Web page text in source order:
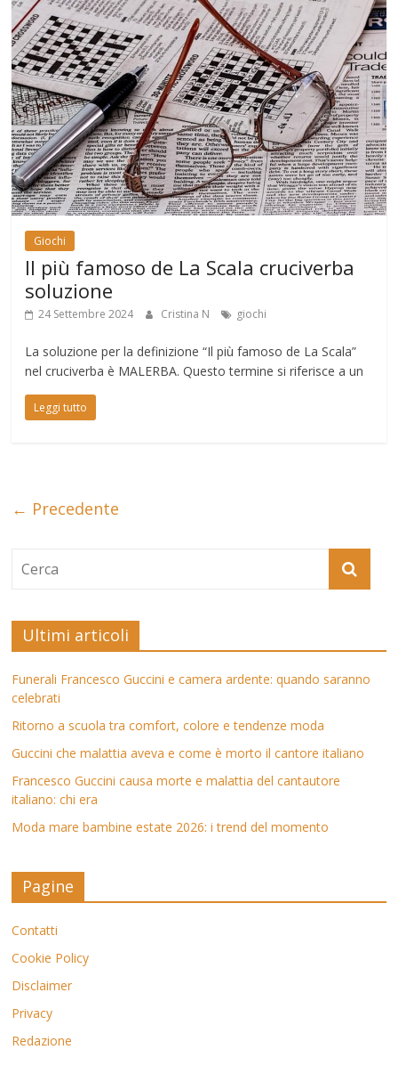
Giochi
Il più famoso de La Scala cruciverba
soluzione
24 Settembre 2024 Cristina N giochi
La soluzione per la definizione “Il più famoso de La Scala”
nel cruciverba è MALERBA. Questo termine si riferisce a un
Leggi tutto
← Precedente
Ultimi articoli
Funerali Francesco Guccini e camera ardente: quando saranno
celebrati
Ritorno a scuola tra comfort, colore e tendenze moda
Guccini che malattia aveva e come è morto il cantore italiano
Francesco Guccini causa morte e malattia del cantautore
italiano: chi era
Moda mare bambine estate 2026: i trend del momento
Pagine
Contatti
Cookie Policy
Disclaimer
Privacy
Redazione